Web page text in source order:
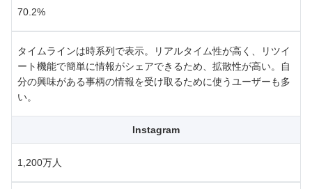
70.2%
タイムラインは時系列で表示。リアルタイム性が高く、リツイ
ート機能で簡単に情報がシェアできるため、拡散性が高い。自
分の興味がある事柄の情報を受け取るために使うユーザーも多
い。
Instagram
1,200万人